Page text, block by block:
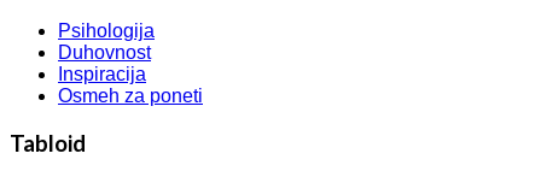
Psihologija
Duhovnost
Inspiracija
Osmeh za poneti
Tabloid